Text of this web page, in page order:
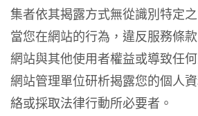
集者依其揭露方式無從識別特定之
當您在網站的行為，違反服務條
網站與其他使用者權益或導致任
網站管理單位研析揭露您的個人
絡或採取法律行動所必要者。